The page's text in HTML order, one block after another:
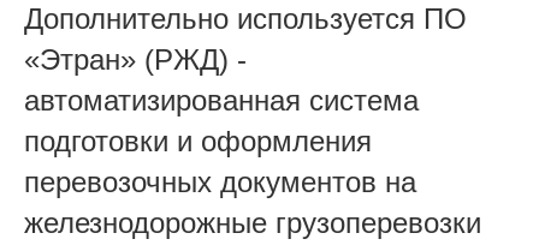
Дополнительно используется ПО
«Этран» (РЖД) -
автоматизированная система
подготовки и оформления
перевозочных документов на
железнодорожные грузоперевозки